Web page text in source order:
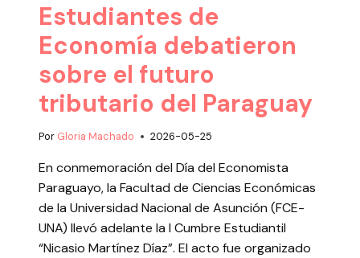
Estudiantes de
Economía debatieron
sobre el futuro
tributario del Paraguay
Por Gloria Machado 2026-05-25
En conmemoración del Día del Economista
Paraguayo, la Facultad de Ciencias Económicas
de la Universidad Nacional de Asunción (FCE-
UNA) llevó adelante la I Cumbre Estudiantil
“Nicasio Martínez Díaz”. El acto fue organizado